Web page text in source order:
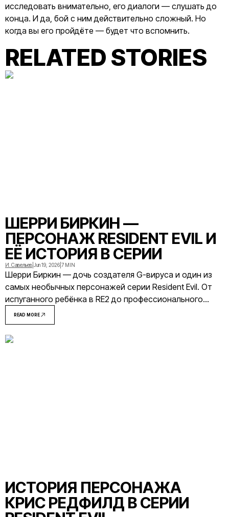
исследовать внимательно, его диалоги — слушать до
конца. И да, бой с ним действительно сложный. Но
когда вы его пройдёте — будет что вспомнить.
RELATED STORIES
ШЕРРИ БИРКИН —
ПЕРСОНАЖ RESIDENT EVIL И
ЕЁ ИСТОРИЯ В СЕРИИ
И. Савельев Jun 19, 2026 7 MIN
Шерри Биркин — дочь создателя G-вируса и один из
самых необычных персонажей серии Resident Evil. От
испуганного ребёнка в RE2 до профессионального
агента в RE6 — её история охватывает больше
пятнадцати лет вымышленной вселенной.
READ MORE
ИСТОРИЯ ПЕРСОНАЖА
КРИС РЕДФИЛД В СЕРИИ